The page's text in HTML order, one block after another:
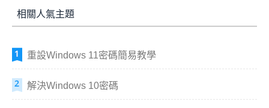
相關人氣主題
重設Windows 11密碼簡易教學
解決Windows 10密碼